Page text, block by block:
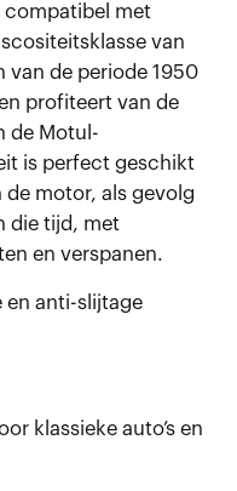
compatibel met
van
van de periode 1950
profiteert van de
de Motul-
is perfect geschikt
motor, als gevolg
die tijd, met
en verspanen.
anti-slijtage
klassieke auto’s en